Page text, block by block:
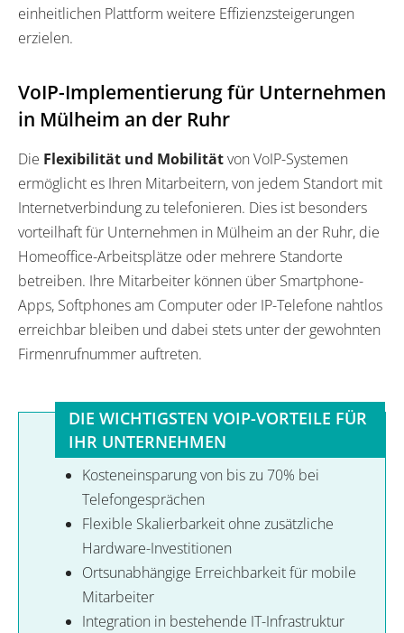
einheitlichen Plattform weitere Effizienzsteigerungen
erzielen.
VoIP-Implementierung für Unternehmen
in Mülheim an der Ruhr
Die Flexibilität und Mobilitätvon VoIP-Systemen
ermöglicht es Ihren Mitarbeitern, von jedem Standort mit
Internetverbindung zu telefonieren. Dies ist besonders
vorteilhaft für Unternehmen in Mülheim an der Ruhr, die
Homeoffice-Arbeitsplätze oder mehrere Standorte
betreiben. Ihre Mitarbeiter können über Smartphone-
Apps, Softphones am Computer oder IP-Telefone nahtlos
erreichbar bleiben und dabei stets unter der gewohnten
Firmenrufnummer auftreten.
DIE WICHTIGSTEN VOIP-VORTEILE FÜR
IHR UNTERNEHMEN
Kosteneinsparung von bis zu 70% bei
Telefongesprächen
Flexible Skalierbarkeit ohne zusätzliche
Hardware-Investitionen
Ortsunabhängige Erreichbarkeit für mobile
Mitarbeiter
Integration in bestehende IT-Infrastruktur